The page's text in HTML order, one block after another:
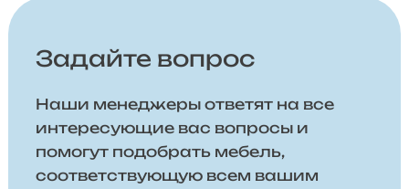
Задайте вопрос
Наши менеджеры ответят на все
интересующие вас вопросы и
помогут подобрать мебель,
соответствующую всем вашим